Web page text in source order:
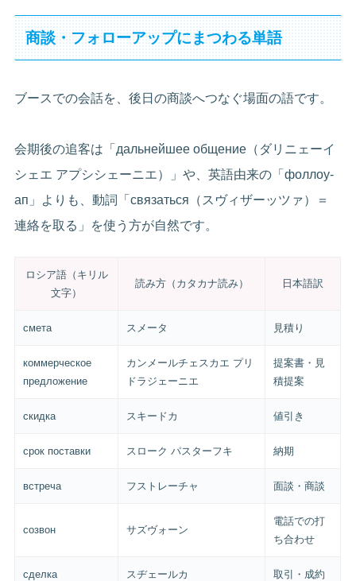
商談・フォローアップにまつわる単語
ブースでの会話を、後日の商談へつなぐ場面の語です。
会期後の追客は「дальнейшее общение（ダリニェーイ
シェエ アプシシェーニエ）」や、英語由来の「фоллоу-
ап」よりも、動詞「связаться（スヴィザーッツァ）＝
連絡を取る」を使う方が自然です。
ロシア語（キリル
文字）
読み方（カタカナ読み） 日本語訳
смета スメータ 見積り
коммерческое
предложение
カンメールチェスカエ プリ
ドラジェーニエ
提案書・見
積提案
скидка スキードカ 値引き
срок поставки スローク パスターフキ 納期
встреча フストレーチャ 面談・商談
созвон サズヴォーン
電話での打
ち合わせ
сделка スヂェールカ 取引・成約